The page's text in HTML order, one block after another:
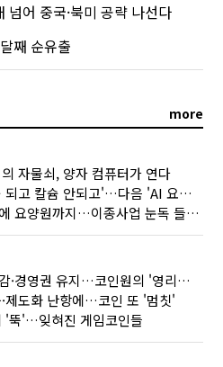
어 중국·북미 공략 나선다
째 순유출
more
자물쇠, 양자 컴퓨터가 연다
'마그네슘 되고 칼슘 안되고'…다음 'AI 요약' 갈 길은
테마파크에 요양원까지…이종사업 눈독 들이는 게임사
700억 절감·경영권 유지…코인원의 '영리한 딜'
제도화 난항에…코인 또 '멈칫'
'뚝'…잊혀진 게임코인들